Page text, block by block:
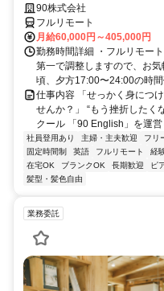
90株式会社
フルリモート
月給60,000円～405,000円
勤務時間詳細 ・フルリモー
第一で調整しますので、お
頃、夕方17:00〜24:00の時間
仕事内容 「せっかく身につ
せんか？」 “もう挫折したく
クール 「90 English」を運営
社員登用あり 主婦・主夫歓迎 フリ
固定時間制
英語 フルリモート 経
在宅OK
ブランクOK 長期歓迎 ピ
髪型・髪色自由
業務委託